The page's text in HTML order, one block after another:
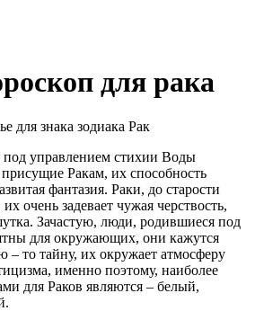
для рака
под управлением стихии Воды
Ракам, их способность
фантазия. Раки, до старости
очень задевает чужая черствость,
Зачастую, люди, родившиеся под
для окружающих, они кажутся
то тайну, их окружает атмосферу
именно поэтому, наиболее
для Раков являются – белый,